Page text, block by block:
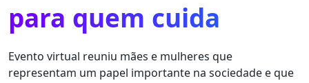
para quem cuida
Evento virtual reuniu mães e mulheres que
representam um papel importante na sociedade e que